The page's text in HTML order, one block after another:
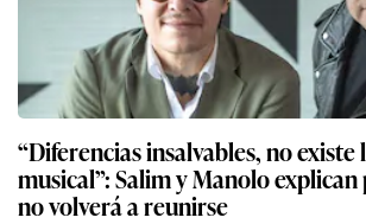
“Diferencias insalvables, no
musical”: Salim y Manolo
no volverá a reunirse